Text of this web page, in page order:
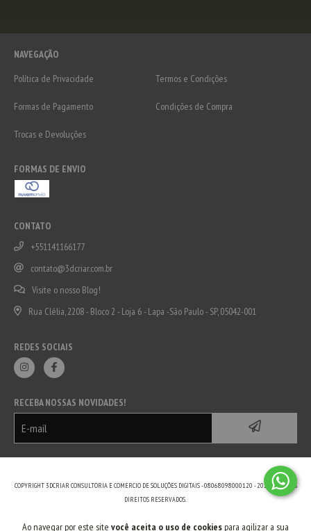
Ao navegar por este site você aceita o uso de cookiespara agilizar a sua
NAVEGAÇÃO
Política de Privacidade
Termos e Condições
Formas de Pagamento Condições de Compra
Trocas e Devoluções
FORMAS DE ENVIO
CONTATO
+551141166177
contato@3dcriar.com.br
Visite o nosso Blog!
Rua Clélia, 2208 - Bloco 2 - Loja 6 - Lapa -São Paulo - SP, 05042-001
REDES SOCIAIS
RECEBA NOSSAS NOVIDADES!
COPYRIGHT 3DCRIAR CONSULTORIA E COMERCIO DE SOLUÇÕES DIGITAIS - 08068098000120 - 2026. TODOS OS
DIREITOS RESERVADOS.